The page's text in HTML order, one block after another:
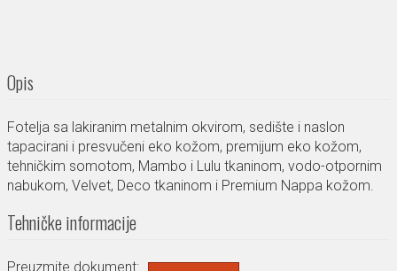
Opis
Fotelja sa lakiranim metalnim okvirom, sedište i naslon
tapacirani i presvučeni eko kožom, premijum eko kožom,
tehničkim somotom, Mambo i Lulu tkaninom, vodo-otpornim
nabukom, Velvet, Deco tkaninom i Premium Nappa kožom.
Tehničke informacije
Preuzmite dokument: